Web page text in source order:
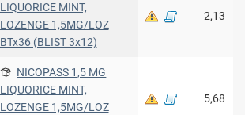
LIQUORICE MINT,
LOZENGE 1,5MG/LOZ
BTx36 (BLIST 3x12)
2,13
NICOPASS 1,5 MG
LIQUORICE MINT,
LOZENGE 1,5MG/LOZ
5,68